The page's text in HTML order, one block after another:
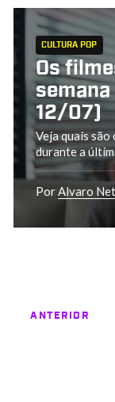
CULTURA POP
Os
12/07)
Veja quais
durante a
PorAlvaro
ANTERIOR